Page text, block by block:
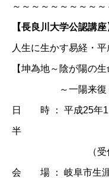
～～～～～～～～～
【長良川大学公認講座
人生に生かす易経・
【坤為地～陰が陽の
～一陽来復＝
日 時 ： 平成25年11
半
（受付、開
会 場 ： 岐阜市生涯